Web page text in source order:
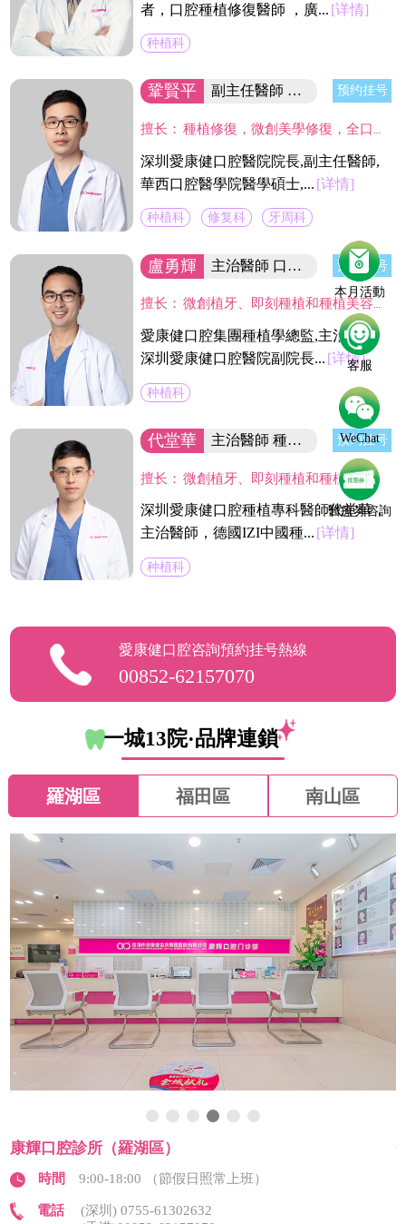
本月活動
客服
WeChat
醫療劵咨詢
者，口腔種植修復醫師 ，廣... [详情]
种植科
鞏賢平 副主任醫師 醫院院長/碩士 预约挂号
擅长： 種植修復，微創美學修復，全口咬合重建等；熟練應用口腔顯微鏡並在顯微放大設備下進行種植手術、牙周美學手術及各類修復操作。熟練處理牙周病及牙體缺失、四環素、氟斑牙的全口美學修復工作，對於顯微治療有深入研究，具有豐富的口腔全科診療經驗。
深圳愛康健口腔醫院院長,副主任醫師,
華西口腔醫學院醫學碩士,... [详情]
种植科 修复科 牙周科
盧勇輝 主治醫師 口腔醫院副院長 预约挂号
擅长： 微創植牙、即刻種植和種植美容修復，數值化植牙，即刻修復及各種復雜種植、植骨術，半口植牙，全口無牙種植牙，在口腔種植及修復方面有豐富的臨床經驗。
愛康健口腔集團種植學總監,主治醫師,
深圳愛康健口腔醫院副院長... [详情]
种植科
代堂華 主治醫師 種植專業副主任 预约挂号
擅长： 微創植牙、即刻種植和種植美容修復，即刻修復及各種復雜種植、植骨術。在微創種植，種植骨增量手術方面積累了大量經驗，多次參加省及國內的學術會議並發表演講，長期擔任愛康健齒科集團VIP種植中心臨床指導老師。
深圳愛康健口腔種植專科醫師代堂華，
主治醫師，德國IZI中國種... [详情]
种植科
愛康健口腔咨詢預約挂号熱線
00852-62157070
一城13院·品牌連鎖
羅湖區 福田區 南山區
康輝口腔診所（羅湖區）
時間 9:00-18:00 （節假日照常上班）
電話
(深圳) 0755-61302632